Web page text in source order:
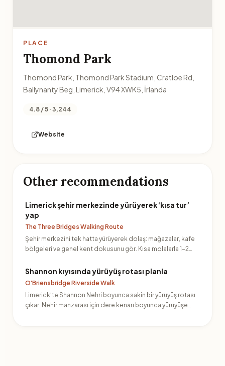
PLACE
Thomond Park
Thomond Park, Thomond Park Stadium, Cratloe Rd,
Ballynanty Beg, Limerick, V94 XWK5, İrlanda
4.8 / 5 · 3,244
Website
Other recommendations
Limerick şehir merkezinde yürüyerek ‘kısa tur’
yap
The Three Bridges Walking Route
Şehir merkezini tek hatta yürüyerek dolaş: mağazalar, kafe
bölgeleri ve genel kent dokusunu gör. Kısa molalarla 1–2…
Shannon kıyısında yürüyüş rotası planla
O'Briensbridge Riverside Walk
Limerick’te Shannon Nehri boyunca sakin bir yürüyüş rotası
çıkar. Nehir manzarası için dere kenarı boyunca yürüyüşe…